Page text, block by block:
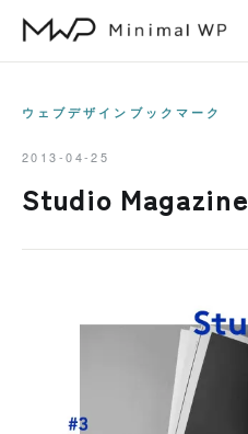
ウェブデザインブックマーク
2013-04-25
Studio Magazine